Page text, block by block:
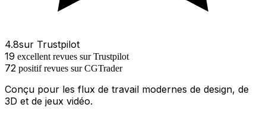
4.8sur Trustpilot
19 excellent revues sur Trustpilot
72 positif revues sur CGTrader
Conçu pour les flux de travail modernes de design, de
3D et de jeux vidéo.